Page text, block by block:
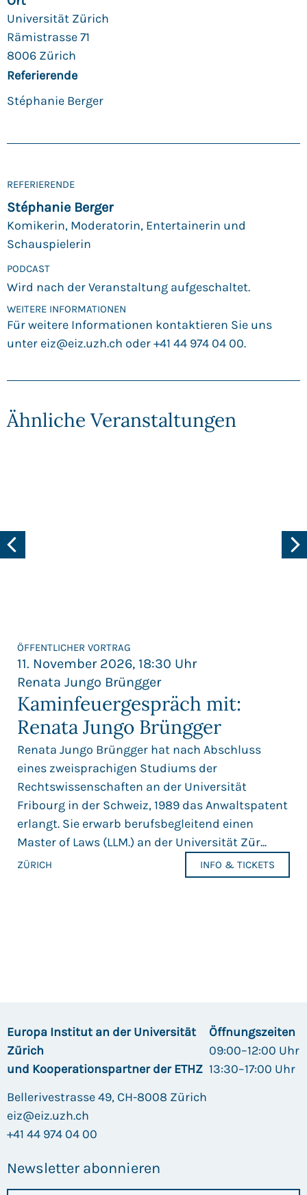
Universität Zürich
Rämistrasse 71
8006 Zürich
Referierende
Stéphanie Berger
REFERIERENDE
Stéphanie Berger
Komikerin, Moderatorin, Entertainerin und
Schauspielerin
PODCAST
Wird nach der Veranstaltung aufgeschaltet.
WEITERE INFORMATIONEN
Für weitere Informationen kontaktieren Sie uns
unter eiz@eiz.uzh.ch oder +41 44 974 04 00.
Ähnliche Veranstaltungen
ÖFFENTLICHER VORTRAG
11. November 2026, 18:30 Uhr
Renata Jungo Brüngger
Kaminfeuergespräch mit:
Renata Jungo Brüngger
Renata Jungo Brüngger hat nach Abschluss
eines zweisprachigen Studiums der
Rechtswissenschaften an der Universität
Fribourg in der Schweiz, 1989 das Anwaltspatent
erlangt. Sie erwarb berufsbegleitend einen
Master of Laws (LLM.) an der Universität Zür...
ZÜRICH INFO & TICKETS
Europa Institut an der Universität
Zürich
und Kooperationspartner der ETHZ
Bellerivestrasse 49, CH-8008 Zürich
eiz@eiz.uzh.ch
+41 44 974 04 00
Öffnungszeiten
09:00–12:00 Uhr
13:30–17:00 Uhr
Newsletter abonnieren